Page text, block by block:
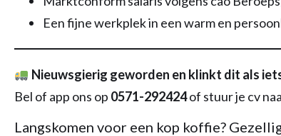
Een fijne werkplek in een warm en
Nieuwsgierig geworden en klinkt dit als
Bel of app ons op 0571-292424of stuur je cv
Langskomen voor een kop koffie?